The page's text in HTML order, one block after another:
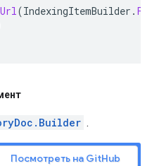
(IndexingItemBuilder .
.
Посмотреть на GitHub